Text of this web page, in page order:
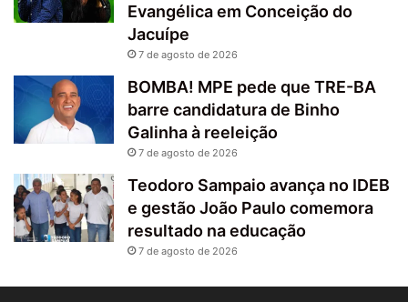
Evangélica em Conceição do
Jacuípe
7 de agosto de 2026
BOMBA! MPE pede que TRE-BA
barre candidatura de Binho
Galinha à reeleição
7 de agosto de 2026
Teodoro Sampaio avança no IDEB
e gestão João Paulo comemora
resultado na educação
7 de agosto de 2026